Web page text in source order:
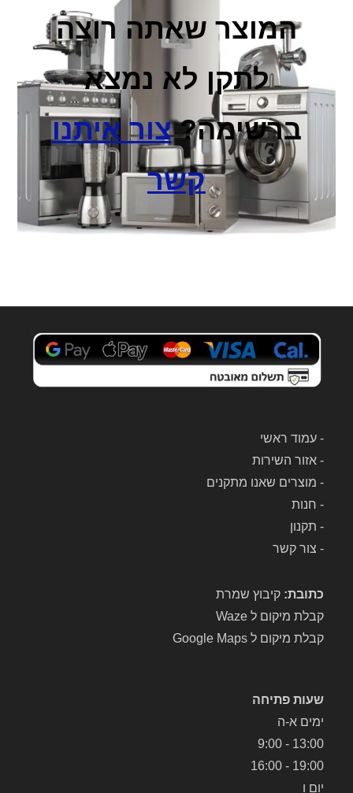
המוצר שאתה רוצה
לתקן לא נמצא
ברשימה?צור איתנו
קשר
-עמוד ראשי
-אזור השירות
- מוצרים שאנו מתקנים
- חנות
- תקנון
- צור קשר
כתובת: קיבוץ שמרת
קבלת מיקום ל Waze
קבלת מיקום ל Google Maps
שעות פתיחה
ימים א-ה
13:00 - 9:00
19:00 - 16:00
יום ו